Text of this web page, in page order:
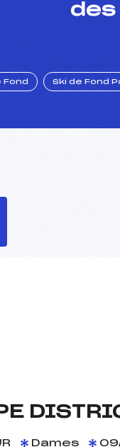
Fond Ski de Fond
Dames